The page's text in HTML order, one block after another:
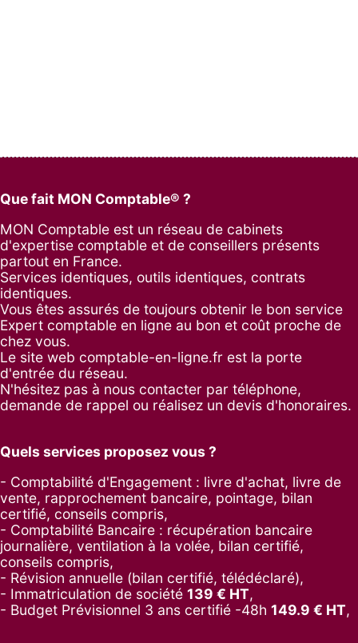
Que fait MON Comptable® ?
MON Comptable est un réseau de cabinets
d'expertise comptable et de conseillers présents
partout en France.
Services identiques, outils identiques, contrats
identiques.
Vous êtes assurés de toujours obtenir le bon service
Expert comptable en ligne au bon et coût proche de
chez vous.
Le site web comptable-en-ligne.fr est la porte
d'entrée du réseau.
N'hésitez pas à nous contacter par téléphone,
demande de rappel ou réalisez un devis d'honoraires.
Quels services proposez vous ?
- Comptabilité d'Engagement : livre d'achat, livre de
vente, rapprochement bancaire, pointage, bilan
certifié, conseils compris,
- Comptabilité Bancaire : récupération bancaire
journalière, ventilation à la volée, bilan certifié,
conseils compris,
- Révision annuelle (bilan certifié, télédéclaré),
- Immatriculation de société 139 € HT,
- Budget Prévisionnel 3 ans certifié -48h 149.9 € HT,